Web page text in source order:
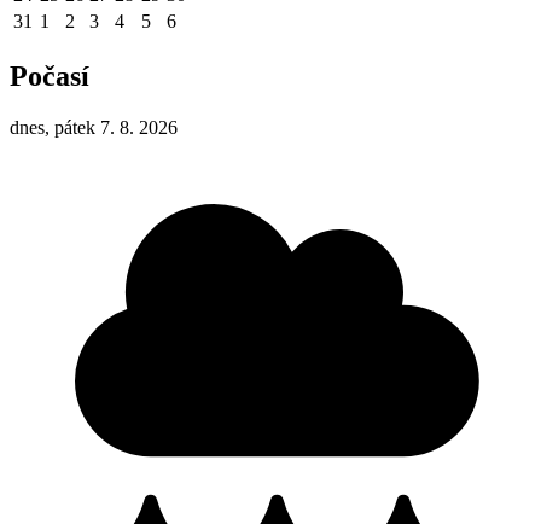
31 1 2 3 4 5 6
Počasí
dnes, pátek 7. 8. 2026